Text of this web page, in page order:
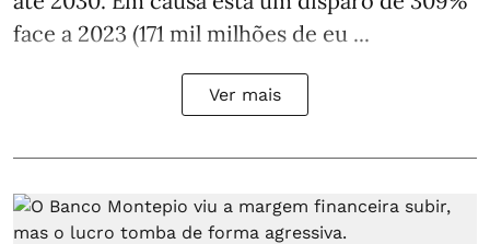
face a 2023 (171 mil milhões de eu ...
Ver mais